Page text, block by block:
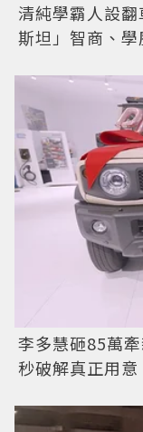
清純學霸人設
斯坦」智商、
李多慧砸85萬
秒破解真正用意